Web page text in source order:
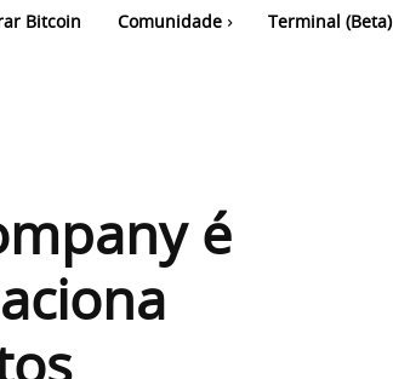
Bitcoin Comunidade Terminal (Beta)
é